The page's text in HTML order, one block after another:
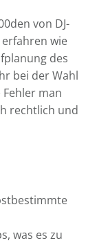
von DJ-
wie
des
bei der Wahl
man
rechtlich und
was es zu